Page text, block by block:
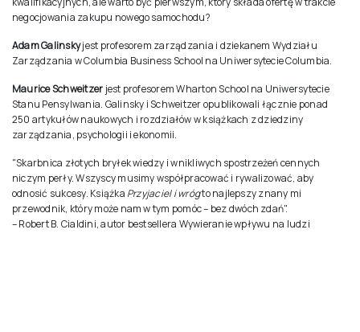
negocjowania zakupu nowego samochodu?
Adam Galinskyjest profesorem zarządzania i dziekanem Wydziału
Zarządzania w Columbia Business School na Uniwersytecie Columbia.
Maurice Schweitzer jest profesorem Wharton School na Uniwersytecie
Stanu Pensylwania. Galinsky i Schweitzer opublikowali łącznie ponad
250 artykułów naukowych i rozdziałów w książkach z dziedziny
zarządzania, psychologii i ekonomii.
"Skarbnica złotych bryłek wiedzy i wnikliwych spostrzeżeń cennych
niczym perły. Wszyscy musimy współpracować i rywalizować, aby
odnosić sukcesy. Książka Przyjaciel i wrógto najlepszy znany mi
przewodnik, który może nam w tym pomóc – bez dwóch zdań".
– Robert B. Cialdini, autor bestsellera Wywieranie wpływu na ludzi